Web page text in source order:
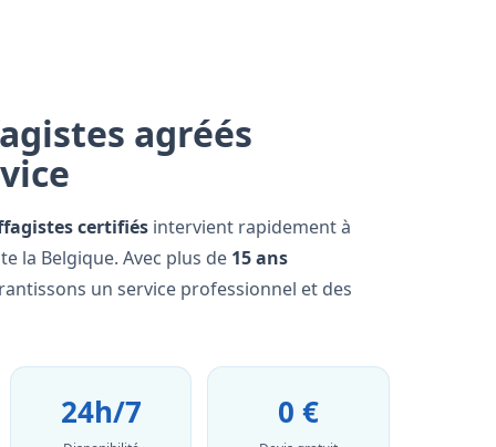
agréés
certifiés intervient rapidement à
la Belgique. Avec plus de 15 ans
un service professionnel et des
24h/7 0 €